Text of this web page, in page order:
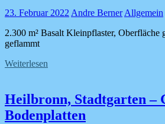
23. Februar 2022 Andre Berner Allgemein
2.300 m² Basalt Kleinpflaster, Oberfläche
geflammt
Weiterlesen
Heilbronn, Stadtgarten –
Bodenplatten